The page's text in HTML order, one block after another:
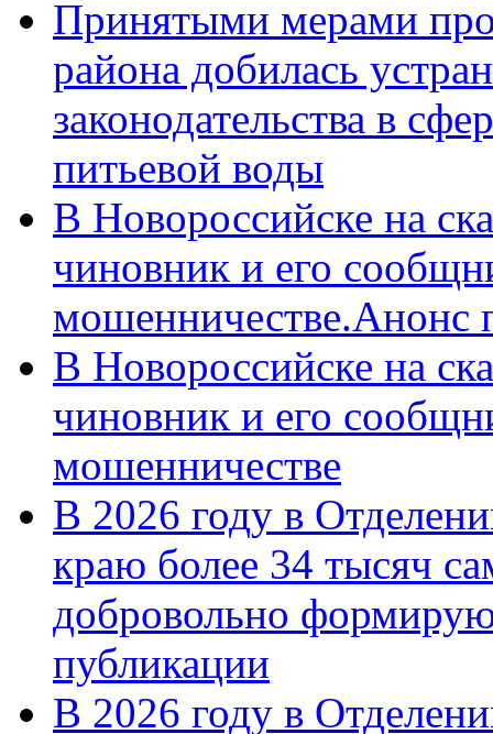
Принятыми мерами
района добилась
законодательства в
питьевой воды
В Новороссийске на
чиновник и его
мошенничестве.Анонс
В Новороссийске на
чиновник и его
мошенничестве
В 2026 году в
краю более 34 тысяч
добровольно
публикации
В 2026 году в